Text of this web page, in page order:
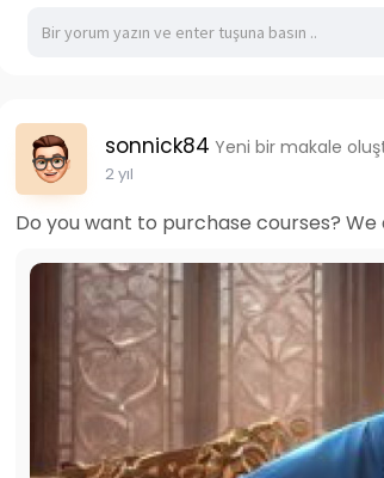
sonnick84 Yeni bir makale
2 yıl
Do you want to purchase courses? We